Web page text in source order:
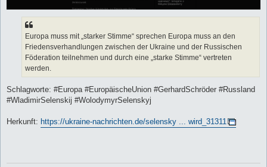
Europa muss mit „starker Stimme“ sprechen Europa muss an den
Friedensverhandlungen zwischen der Ukraine und der Russischen
Föderation teilnehmen und durch eine „starke Stimme“ vertreten
werden.
Schlagworte: #Europa #EuropäischeUnion #GerhardSchröder #Russland
#WladimirSelenskij #WolodymyrSelenskyj
Herkunft: https://ukraine-nachrichten.de/selensky ... wird_31311